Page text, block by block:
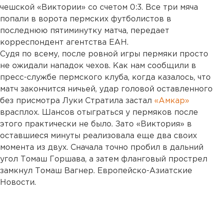
чешской «Виктории» со счетом 0:3. Все три мяча
попали в ворота пермских футболистов в
последнюю пятиминутку матча, передает
корреспондент агентства ЕАН.
Судя по всему, после ровной игры пермяки просто
не ожидали нападок чехов. Как нам сообщили в
пресс-службе пермского клуба, когда казалось, что
матч закончится ничьей, удар головой оставленного
без присмотра Луки Стратила застал «Амкар»
врасплох. Шансов отыграться у пермяков после
этого практически не было. Зато «Виктория» в
оставшиеся минуты реализовала еще два своих
момента из двух. Сначала точно пробил в дальний
угол Томаш Горшава, а затем фланговый прострел
замкнул Томаш Вагнер. Европейско-Азиатские
Новости.